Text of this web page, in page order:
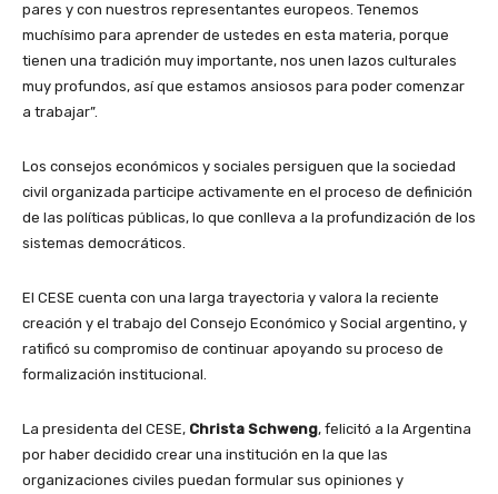
pares y con nuestros representantes europeos. Tenemos
muchísimo para aprender de ustedes en esta materia, porque
tienen una tradición muy importante, nos unen lazos culturales
muy profundos, así que estamos ansiosos para poder comenzar
a trabajar”.
Los consejos económicos y sociales persiguen que la sociedad
civil organizada participe activamente en el proceso de definición
de las políticas públicas, lo que conlleva a la profundización de los
sistemas democráticos.
El CESE cuenta con una larga trayectoria y valora la reciente
creación y el trabajo del Consejo Económico y Social argentino, y
ratificó su compromiso de continuar apoyando su proceso de
formalización institucional.
La presidenta del CESE, Christa Schweng, felicitó a la Argentina
por haber decidido crear una institución en la que las
organizaciones civiles puedan formular sus opiniones y